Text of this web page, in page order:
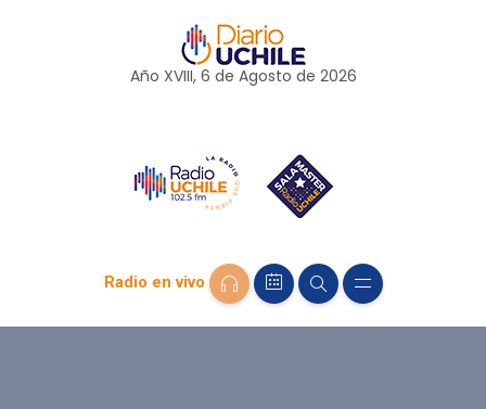
Año XVIII, 6 de Agosto de 2026
Radio en vivo